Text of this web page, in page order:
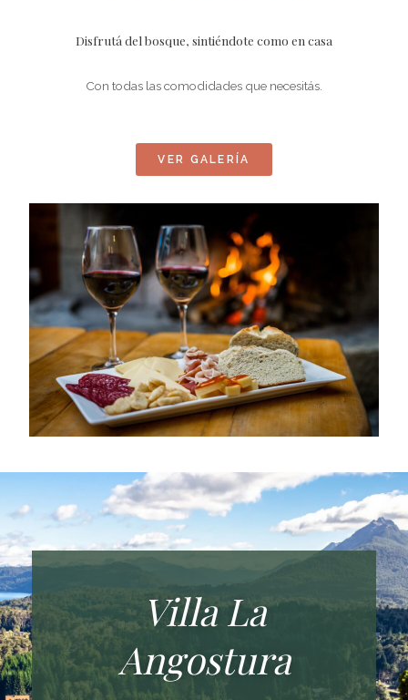
Disfrutá del bosque, sintiéndote como en casa
Con todas las comodidades que necesitás.
VER GALERÍA
Villa La
Angostura